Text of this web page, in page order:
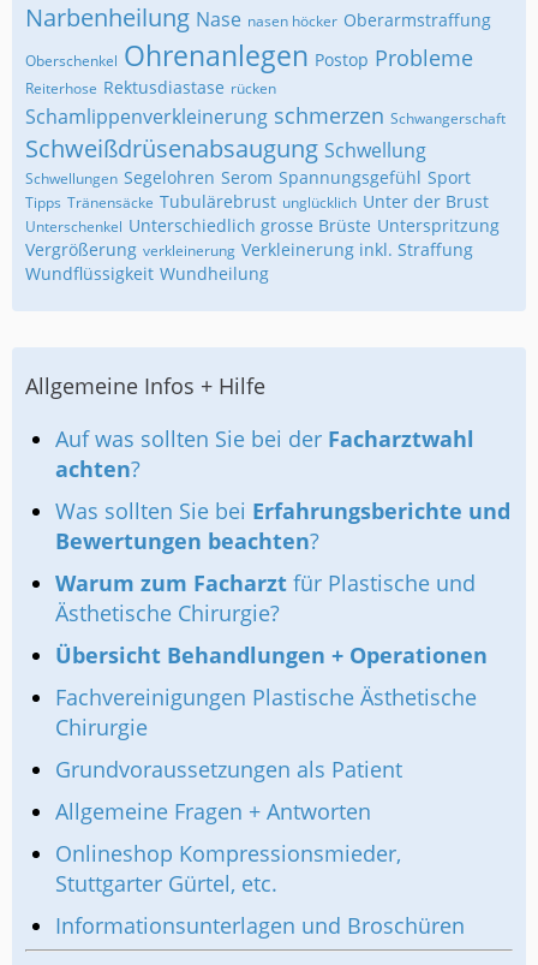
Narbenheilung Nase nasen höcker Oberarmstraffung
Oberschenkel Ohrenanlegen Postop Probleme
Reiterhose Rektusdiastase rücken
Schamlippenverkleinerung schmerzen Schwangerschaft
Schweißdrüsenabsaugung Schwellung
Schwellungen Segelohren Serom Spannungsgefühl Sport
Tipps Tränensäcke Tubulärebrust unglücklich Unter der Brust
Unterschenkel Unterschiedlich grosse Brüste Unterspritzung
Vergrößerung verkleinerung Verkleinerung inkl. Straffung
Wundflüssigkeit Wundheilung
Allgemeine Infos + Hilfe
Auf was sollten Sie bei der Facharztwahl
achten?
Was sollten Sie bei Erfahrungsberichte und
Bewertungen beachten?
Warum zum Facharzt für Plastische und
Ästhetische Chirurgie?
Übersicht Behandlungen + Operationen
Fachvereinigungen Plastische Ästhetische
Chirurgie
Grundvoraussetzungen als Patient
Allgemeine Fragen + Antworten
Onlineshop Kompressionsmieder,
Stuttgarter Gürtel, etc.
Informationsunterlagen und Broschüren